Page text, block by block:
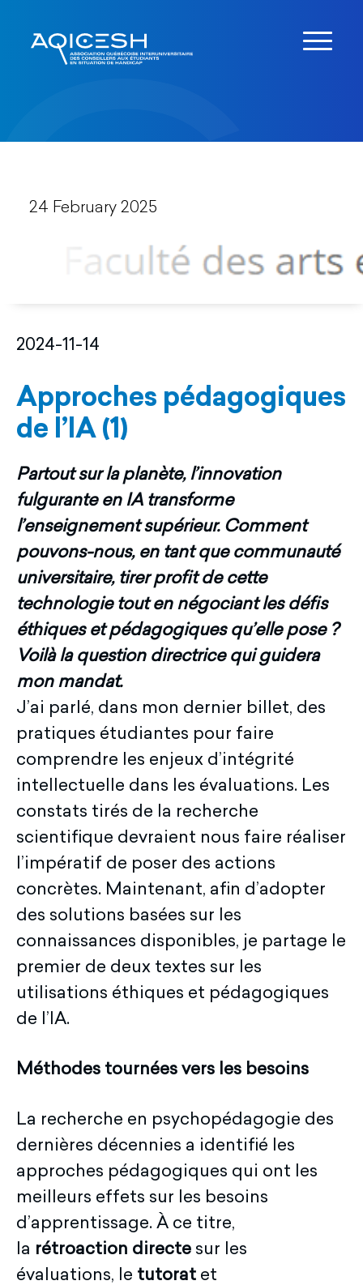
24 February 2025
2024-11-14
Approches pédagogiques
de l’IA (1)
Partout sur la planète, l’innovation
fulgurante en IA transforme
l’enseignement supérieur. Comment
pouvons-nous, en tant que communauté
universitaire, tirer profit de cette
technologie tout en négociant les défis
éthiques et pédagogiques qu’elle pose ?
Voilà la question directrice qui guidera
mon mandat.
J’ai parlé, dans mon dernier billet, des
pratiques étudiantes pour faire
comprendre les enjeux d’intégrité
intellectuelle dans les évaluations. Les
constats tirés de la recherche
scientifique devraient nous faire réaliser
l’impératif de poser des actions
concrètes. Maintenant, afin d’adopter
des solutions basées sur les
connaissances disponibles, je partage le
premier de deux textes sur les
utilisations éthiques et pédagogiques
de l’IA.
Méthodes tournées vers les besoins
La recherche en psychopédagogie des
dernières décennies a identifié les
approches pédagogiques qui ont les
meilleurs effets sur les besoins
d’apprentissage. À ce titre,
la rétroaction directe sur les
évaluations, le tutorat et